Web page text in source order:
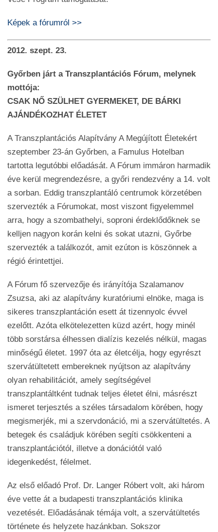
Képek a fórumról >>
2012. szept. 23.
Győrben járt a Transzplantációs Fórum, melynek
mottója:
CSAK NŐ SZÜLHET GYERMEKET, DE BÁRKI
AJÁNDÉKOZHAT ÉLETET
A Transzplantációs Alapítvány A Megújított Életekért
szeptember 23-án Győrben, a Famulus Hotelban
tartotta legutóbbi előadását. A Fórum immáron harmadik
éve kerül megrendezésre, a győri rendezvény a 14. volt
a sorban. Eddig transzplantáló centrumok körzetében
szervezték a Fórumokat, most viszont figyelemmel
arra, hogy a szombathelyi, soproni érdeklődőknek se
kelljen nagyon korán kelni és sokat utazni, Győrbe
szervezték a találkozót, amit ezúton is köszönnek a
régió érintettjei.
A Fórum fő szervezője és irányítója Szalamanov
Zsuzsa, aki az alapítvány kuratóriumi elnöke, maga is
sikeres transzplantáción esett át tizennyolc évvel
ezelőtt. Azóta elkötelezetten küzd azért, hogy minél
több sorstársa élhessen dialízis kezelés nélkül, magas
minőségű életet. 1997 óta az életcélja, hogy egyrészt
szervátültetett embereknek nyújtson az alapítvány
olyan rehabilitációt, amely segítségével
transzplantáltként tudnak teljes életet élni, másrészt
ismeret terjesztés a széles társadalom körében, hogy
megismerjék, mi a szervdonáció, mi a szervátültetés. A
betegek és családjuk körében segíti csökkenteni a
transzplantációtól, illetve a donációtól való
idegenkedést, félelmet.
Az első előadó Prof. Dr. Langer Róbert volt, aki három
éve vette át a budapesti transzplantációs klinika
vezetését. Előadásának témája volt, a szervátültetés
története és helyzete hazánkban. Sokszor